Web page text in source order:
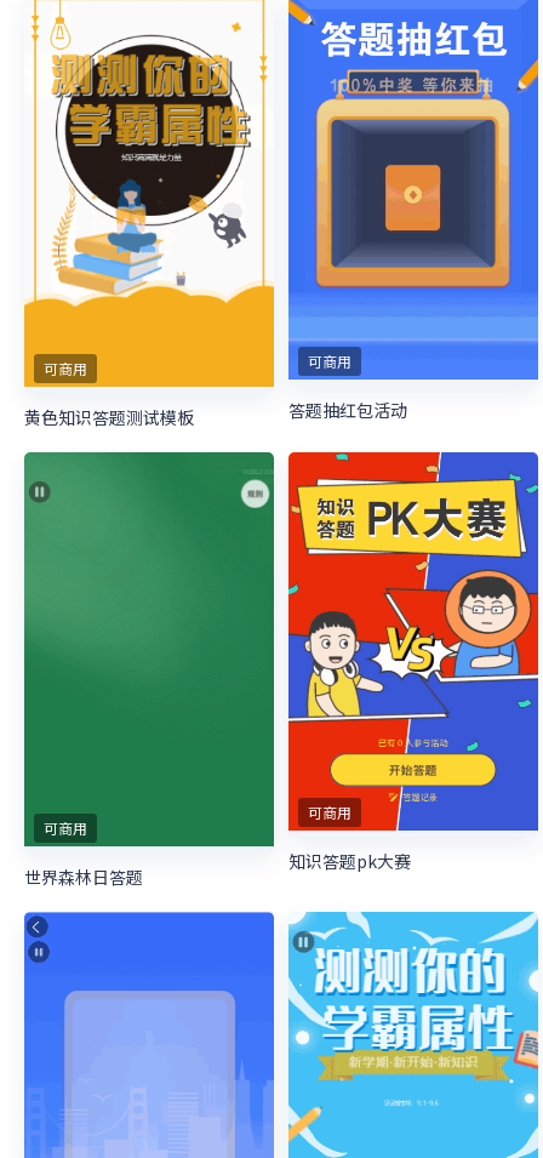
可商用
黄色知识答题测试模板
可商用
答题抽红包活动
可商用
世界森林日答题
可商用
知识答题pk大赛